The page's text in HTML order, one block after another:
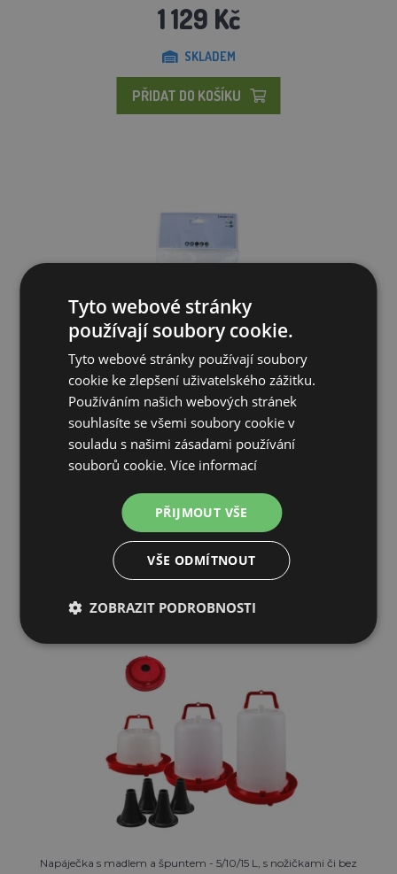
1 129 Kč
SKLADEM
PŘIDAT DO KOŠÍKU
Sada na výrobu napáječky / 5 ks
54 Kč
SKLADEM
PŘIDAT DO KOŠÍKU
Napáječka s madlem a špuntem - 5/10/15 L, s nožičkami či bez
Tyto webové stránky
používají soubory cookie.
Tyto webové stránky používají soubory
cookie ke zlepšení uživatelského zážitku.
Používáním našich webových stránek
souhlasíte se všemi soubory cookie v
souladu s našimi zásadami používání
souborů cookie.Více informací
PŘIJMOUT VŠE
VŠE ODMÍTNOUT
ZOBRAZIT PODROBNOSTI